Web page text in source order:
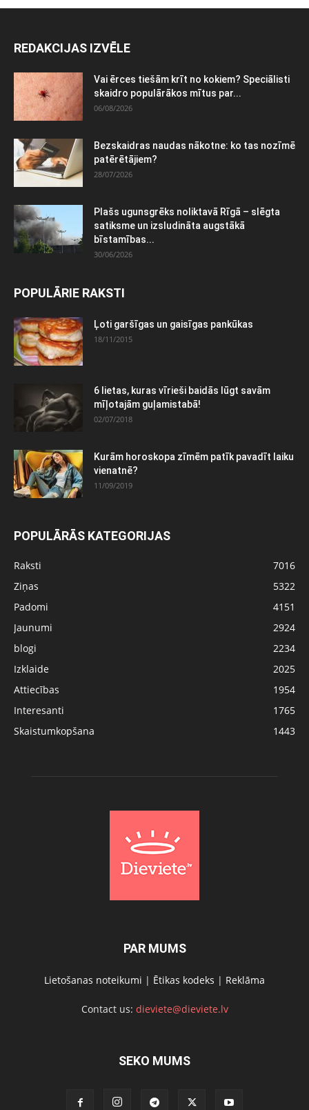
REDAKCIJAS IZVĒLE
Vai ērces tiešām krīt no kokiem? Speciālisti
skaidro populārākos mītus par...
06/08/2026
Bezskaidras naudas nākotne: ko tas nozīmē
patērētājiem?
28/07/2026
Plašs ugunsgrēks noliktavā Rīgā – slēgta
satiksme un izsludināta augstākā
bīstamības...
30/06/2026
POPULĀRIE RAKSTI
Ļoti garšīgas un gaisīgas pankūkas
18/11/2015
6 lietas, kuras vīrieši baidās lūgt savām
mīļotajām guļamistabā!
02/07/2018
Kurām horoskopa zīmēm patīk pavadīt laiku
vienatnē?
11/09/2019
POPULĀRĀS KATEGORIJAS
Raksti
7016
Ziņas
5322
Padomi
4151
Jaunumi
2924
blogi
2234
Izklaide
2025
Attiecības
1954
Interesanti
1765
Skaistumkopšana
1443
PAR MUMS
Lietošanas noteikumi | Ētikas kodeks | Reklāma
Contact us: dieviete@dieviete.lv
SEKO MUMS